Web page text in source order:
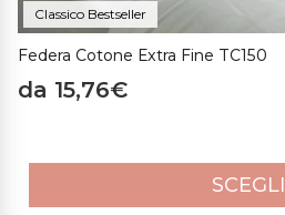
Classico Bestseller
Federa Cotone Extra Fine TC150
da 15,76€
SCEGLI